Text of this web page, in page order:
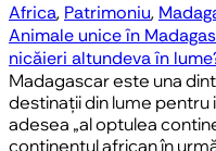
Africa, Patrimoniu,
Animale unice în
nicăieri altundeva în
Madagascar este una
destinații din lume pentru
adesea „al optulea
continentul african în